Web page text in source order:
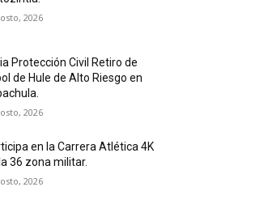
2026
Protección Civil Retiro de
de Hule de Alto Riesgo en
2026
en la Carrera Atlética 4K
36 zona militar.
2026